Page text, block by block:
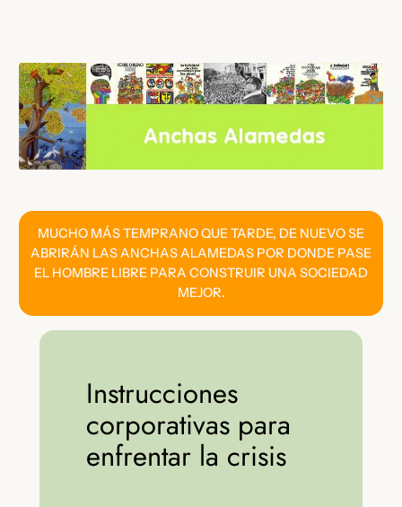
contenido
MUCHO MÁS TEMPRANO QUE TARDE, DE NUEVO SE
ABRIRÁN LAS ANCHAS ALAMEDAS POR DONDE PASE
EL HOMBRE LIBRE PARA CONSTRUIR UNA SOCIEDAD
MEJOR.
Instrucciones
corporativas para
enfrentar la crisis